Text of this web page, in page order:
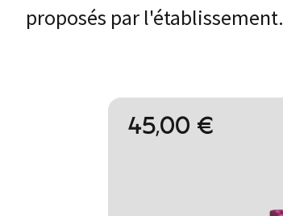
proposés par l'établissement.
45,00 €